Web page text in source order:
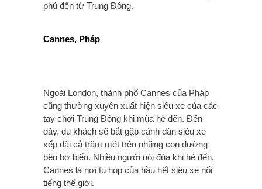
phú đến từ Trung Đông.
Cannes, Pháp
Ngoài London, thành phố Cannes của Pháp
cũng thường xuyên xuất hiện siêu xe của các
tay chơi Trung Đông khi mùa hè đến. Đến
đây, du khách sẽ bắt gặp cảnh dàn siêu xe
xếp dài cả trăm mét trên những con đường
bên bờ biển. Nhiều người nói đùa khi hè đến,
Cannes là nơi tụ họp của hầu hết siêu xe nổi
tiếng thế giới.